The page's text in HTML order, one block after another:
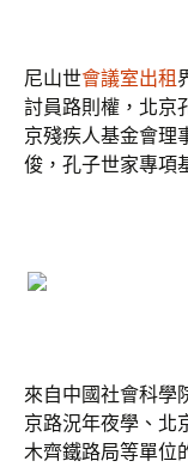
尼山世會議室出租
討員路則權，北京
京殘疾人基金會理
俊，孔子世家專項
來自中國社會科學
京路況年夜學、北
木齊鐵路局等單位